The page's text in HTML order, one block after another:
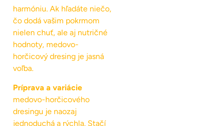
harmóniu. Ak hľadáte niečo,
čo dodá vašim pokrmom
nielen chuť, ale aj nutričné
hodnoty, medovo-
horčicový dresing je jasná
voľba.
Príprava a variácie
medovo-horčicového
dresingu je naozaj
jednoduchá a rýchla. Stačí